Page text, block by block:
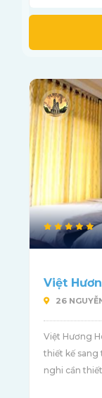
Việt
26
Việt Hương
thiết kế sang
nghi cần